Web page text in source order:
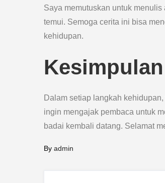
Saya memutuskan untuk
temui. Semoga cerita ini bisa
kehidupan.
Kesimpulan
Dalam setiap langkah
ingin mengajak pembaca untuk
badai kembali datang. Selamat
By admin